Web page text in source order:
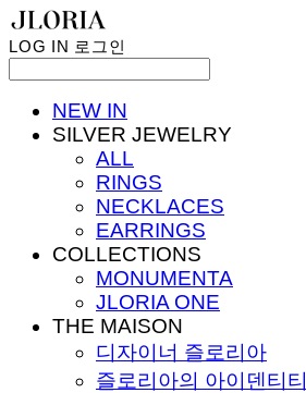
LOG IN 로그인
NEW IN
SILVER JEWELRY
ALL
RINGS
NECKLACES
EARRINGS
COLLECTIONS
MONUMENTA
JLORIA ONE
THE MAISON
디자이너 즐로리아
즐로리아의 아이덴티티